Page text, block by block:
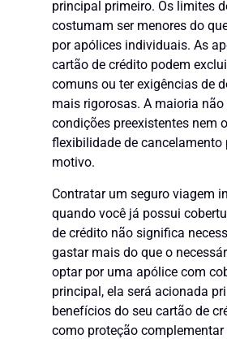
principal primeiro. Os limites
costumam ser menores do
por apólices individuais. As
cartão de crédito podem
comuns ou ter exigências de
mais rigorosas. A maioria não
condições preexistentes nem
flexibilidade de cancelamento
motivo.
Contratar um seguro viagem
quando você já possui
de crédito não significa
gastar mais do que o
optar por uma apólice com
principal, ela será acionada
benefícios do seu cartão de
como proteção complementar